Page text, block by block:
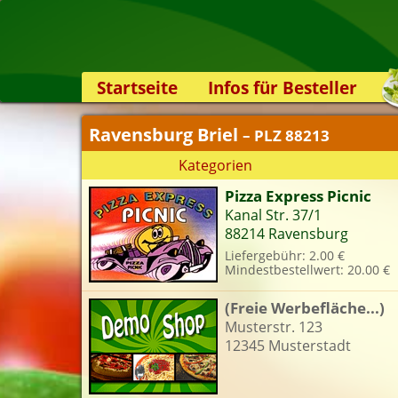
Startseite
Infos für Besteller
Lieferservice-App
Weiterempfehlen
Newsletter
Sicherheit
Kontakt
Ravensburg Briel – PLZ 88213
Kategorien
Pizza Express Picnic
Kanal Str. 37/1
88214 Ravensburg
Liefergebühr: 2.00 €
Mindestbestellwert: 20.00 €
(Freie Werbefläche...)
Musterstr. 123
12345 Musterstadt